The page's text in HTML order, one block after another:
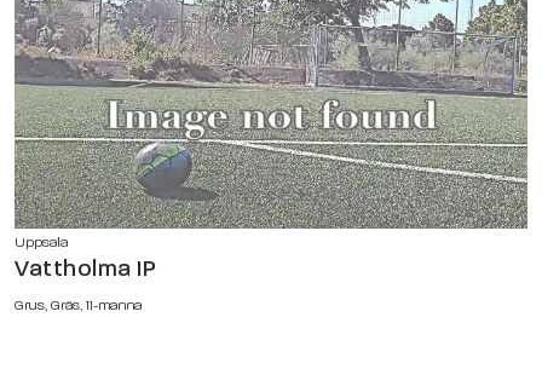
Uppsala
Vattholma IP
Grus, Gräs, 11-manna